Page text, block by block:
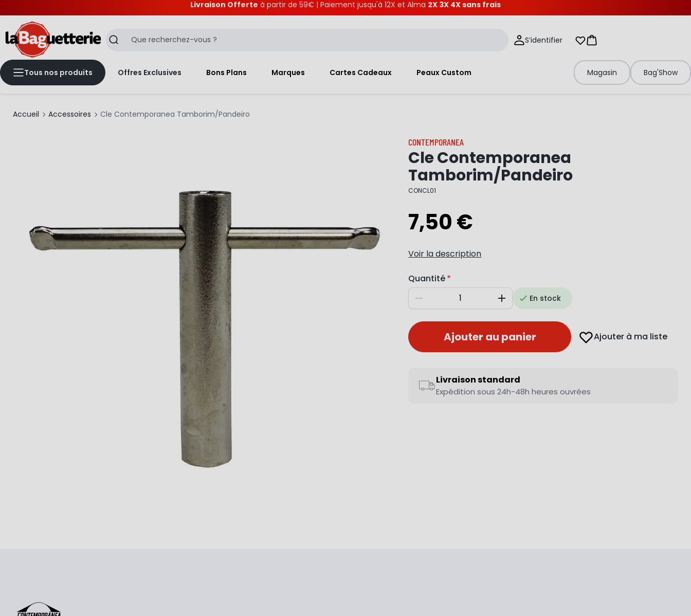
Livraison Offerte à partir de 59€ | Paiement jusqu'à 12X et Alma 2X 3X 4X sans frais
Recherche S’identifier Mes listes d'envies
Panier
Tous nos produits Offres Exclusives Bons Plans Marques Cartes Cadeaux Peaux Custom Magasin Bag'Show
Accueil Accessoires Cle Contemporanea Tamborim/Pandeiro
CONTEMPORANEA
Cle Contemporanea
Tamborim/Pandeiro
CONCL01
7,50 €
Voir la description
Quantité
Diminuer AugmenterEn stock
Ajouter au panier Ajouter à ma liste
Livraison standard
Expédition sous 24h-48h heures ouvrées